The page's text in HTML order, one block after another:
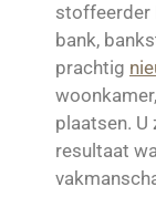
stoffeerder
bank,
prachtig
plaatsen. U
resultaat